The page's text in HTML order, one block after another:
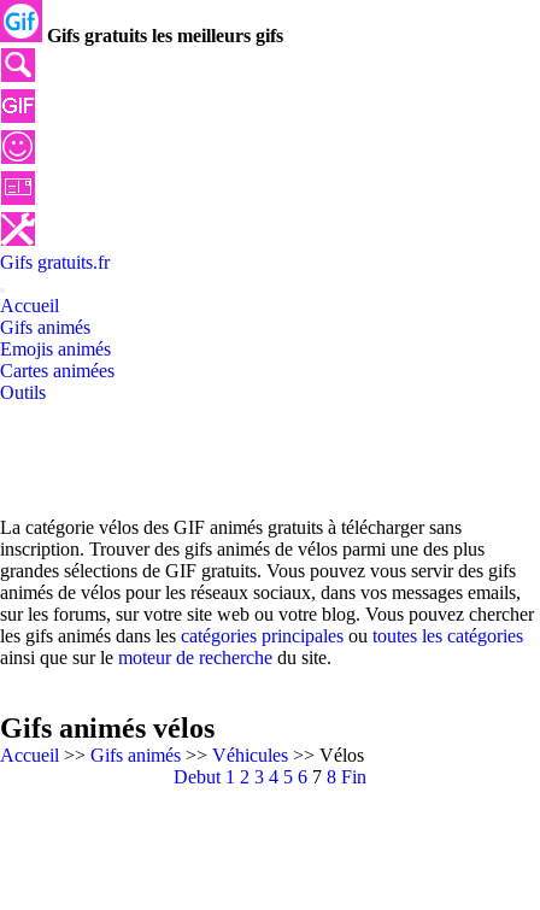
Gifs gratuits les meilleurs gifs
Gifs gratuits.fr
Accueil
Gifs animés
Emojis animés
Cartes animées
Outils
La catégorie vélos des GIF animés gratuits à télécharger sans
inscription. Trouver des gifs animés de vélos parmi une des plus
grandes sélections de GIF gratuits. Vous pouvez vous servir des gifs
animés de vélos pour les réseaux sociaux, dans vos messages emails,
sur les forums, sur votre site web ou votre blog. Vous pouvez chercher
les gifs animés dans les catégories principales ou toutes les catégories
ainsi que sur le moteur de recherche du site.
Gifs animés vélos
Accueil >> Gifs animés >> Véhicules >> Vélos
Debut 1 2 3 4 5 6 7 8 Fin